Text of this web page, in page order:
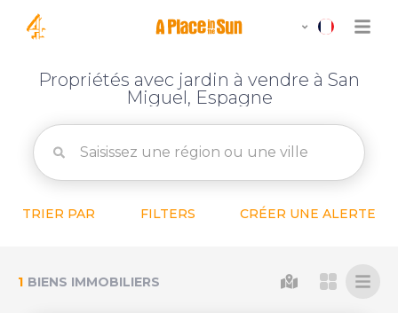
Propriétés avec jardin à vendre à San
Miguel, Espagne
TRIER PAR FILTERS CRÉER UNE ALERTE
1 BIENS IMMOBILIERS